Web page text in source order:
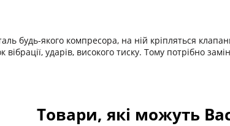
будь-якого компресора, на ній кріпляться
вібрації, ударів, високого тиску. Тому потрібно
Товари, які можуть